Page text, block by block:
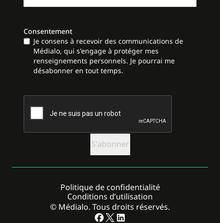
Consentement
Je consens à recevoir des communications de
Médialo, qui s'engage à protéger mes
renseignements personnels. Je pourrai me
désabonner en tout temps.
CAPTCHA
© Médialo. Tous droits réservés.
Politique de confidentialité
Conditions d’utilisation